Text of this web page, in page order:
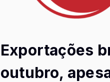
Exportações
outubro,